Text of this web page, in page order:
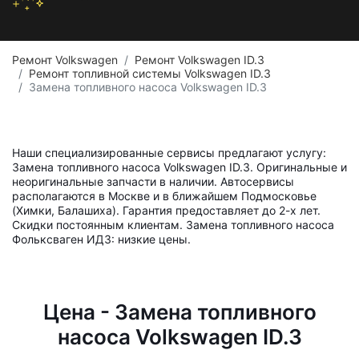
Ремонт Volkswagen
Ремонт Volkswagen ID.3
Ремонт топливной системы Volkswagen ID.3
Замена топливного насоса Volkswagen ID.3
Наши специализированные сервисы предлагают услугу:
Замена топливного насоса Volkswagen ID.3. Оригинальные и
неоригинальные запчасти в наличии. Автосервисы
располагаются в Москве и в ближайшем Подмосковье
(Химки, Балашиха). Гарантия предоставляет до 2-х лет.
Скидки постоянным клиентам. Замена топливного насоса
Фольксваген ИД3: низкие цены.
Цена - Замена топливного
насоса Volkswagen ID.3